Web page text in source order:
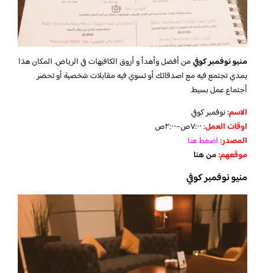
منيو نوفمبر كوفيمن أفضل وأهدأ و أروق الكافيهات في الرياض. المكان هذا
يمدي تجتمع فيه مع اصدقائك أو تسوي فيه مقابلات شخصية أو تحضر
أجتماع عمل بسيط.
الاسم:نوفمبر كوفي
اوقات العمل:٧:٠٠ص–٢:٠٠ص
المصدر:اضغط هنا
موقعهم:من هنا
منيو نوفمبر كوفي